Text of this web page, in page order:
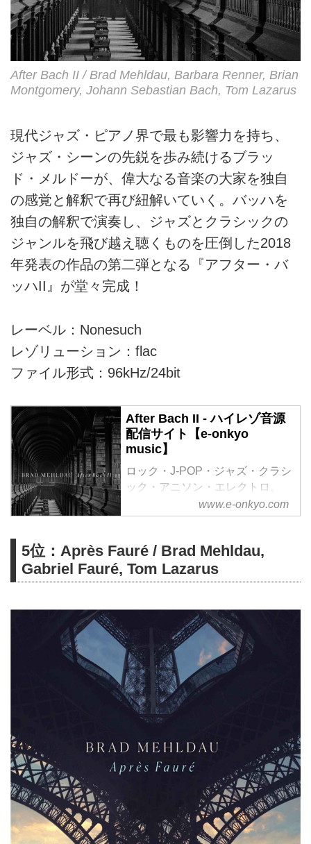
After Bach II / Brad Mehldau, Barbara Renner, Brian
Montgomery, Johann Sebastian Bach, Tom Lazarus
現代ジャズ・ピアノ界で最も影響力を持ち、
ジャズ・シーンの先鋭を歩み続けるブラッ
ド・メルドーが、偉大なる音楽の大家を独自
の感覚と解釈で再び紐解いていく。バッハを
独自の解釈で演奏し、ジャズとクラシックの
ジャンルを飛び越え聴くものを圧倒した2018
年発表の作品の第二弾となる『アフター・バ
ッハII』が堂々完成！
レーベル：Nonesuch
レゾリューション：flac
ファイル形式：96kHz/24bit
After Bach II - ハイレゾ音源
配信サイト【e-onkyo
music】
ロック・J-POP・ジャズ・クラシ
ック・アニソン・エレクトロ。
様々なジャンルをハイレゾで配信
中。WAV・flac・DSDなど各種フ
聴くならe-onkyo music！
www.e-onkyo.com
5位：Après Fauré / Brad Mehldau,
Gabriel Fauré, Tom Lazarus